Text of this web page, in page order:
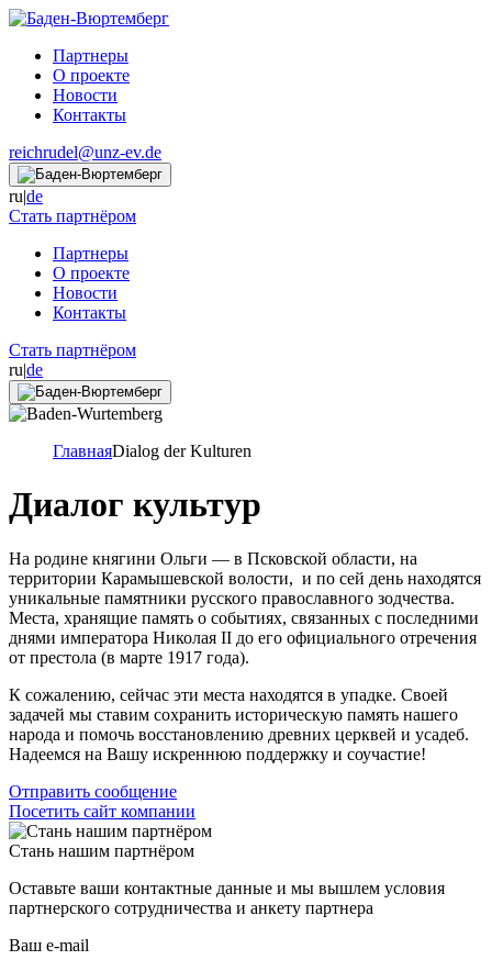
Партнеры
О проекте
Новости
Контакты
reichrudel@unz-ev.de
ru|de
Стать партнёром
Партнеры
О проекте
Новости
Контакты
Стать партнёром
ru|de
ГлавнаяDialog der Kulturen
Диалог культур
На родине княгини Ольги — в Псковской области, на
территории Карамышевской волости, и по сей день находятся
уникальные памятники русского православного зодчества.
Места, хранящие память о событиях, связанных с последними
днями императора Николая II до его официального отречения
от престола (в марте 1917 года).
К сожалению, сейчас эти места находятся в упадке. Своей
задачей мы ставим сохранить историческую память нашего
народа и помочь восстановлению древних церквей и усадеб.
Надеемся на Вашу искреннюю поддержку и соучастие!
Отправить сообщение
Посетить сайт компании
Стань нашим партнёром
Оставьте ваши контактные данные и мы вышлем условия
партнерского сотрудничества и анкету партнера
Ваш e-mail